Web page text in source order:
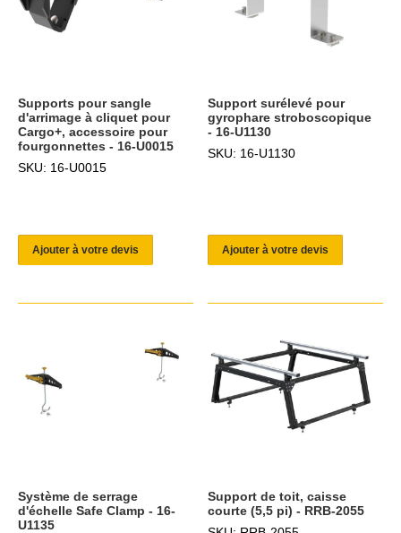
Supports pour sangle
d'arrimage à cliquet pour
Cargo+, accessoire pour
fourgonnettes - 16-U0015
SKU: 16-U0015
Ajouter à votre devis
Support surélevé pour
gyrophare stroboscopique
- 16-U1130
SKU: 16-U1130
Ajouter à votre devis
Système de serrage
d'échelle Safe Clamp - 16-
U1135
Support de toit, caisse
courte (5,5 pi) - RRB-2055